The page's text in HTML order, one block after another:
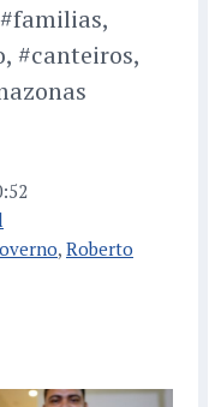
#canteiros,
, Roberto